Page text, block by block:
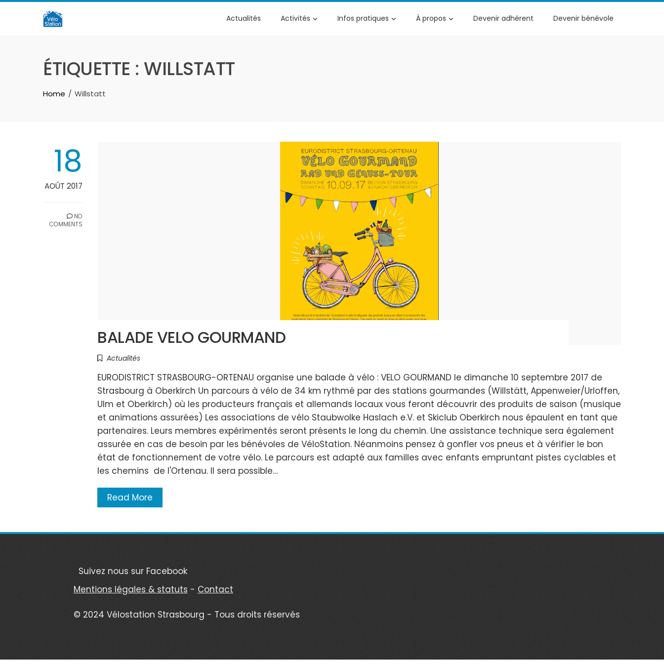
Skip
Actualités Activités Infos pratiques À propos Devenir adhérent Devenir bénévole
ÉTIQUETTE : WILLSTATT
Home Willstatt
18
AOÛT 2017
NO
COMMENTS
BALADE VELO GOURMAND
Actualités
EURODISTRICT STRASBOURG-ORTENAU organise une balade à vélo : VELO GOURMAND le dimanche 10 septembre 2017 de
Strasbourg à Oberkirch Un parcours à vélo de 34 km rythmé par des stations gourmandes (Willstätt, Appenweier/Urloffen,
Ulm et Oberkirch) où les producteurs français et allemands locaux vous feront découvrir des produits de saison (musique
et animations assurées) Les associations de vélo Staubwolke Haslach e.V. et Skiclub Oberkirch nous épaulent en tant que
partenaires. Leurs membres expérimentés seront présents le long du chemin. Une assistance technique sera également
assurée en cas de besoin par les bénévoles de VéloStation. Néanmoins pensez à gonfler vos pneus et à vérifier le bon
état de fonctionnement de votre vélo. Le parcours est adapté aux familles avec enfants empruntant pistes cyclables et
les chemins de l'Ortenau. Il sera possible…
Read More
Suivez nous sur Facebook
Mentions légales & statuts - Contact
© 2024 Vélostation Strasbourg - Tous droits réservés